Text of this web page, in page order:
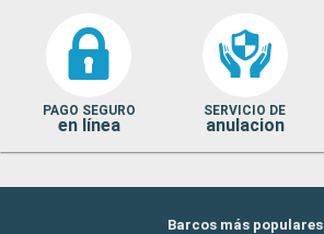
PAGO SEGURO
en línea
SERVICIO DE
anulacion
Barcos más populares